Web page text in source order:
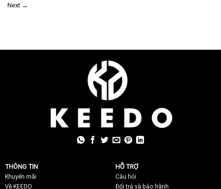
Next →
THÔNG TIN
Khuyến mãi
Về KEEDO
HỖ TRỢ
Câu hỏi
Đổi trả và bảo hành